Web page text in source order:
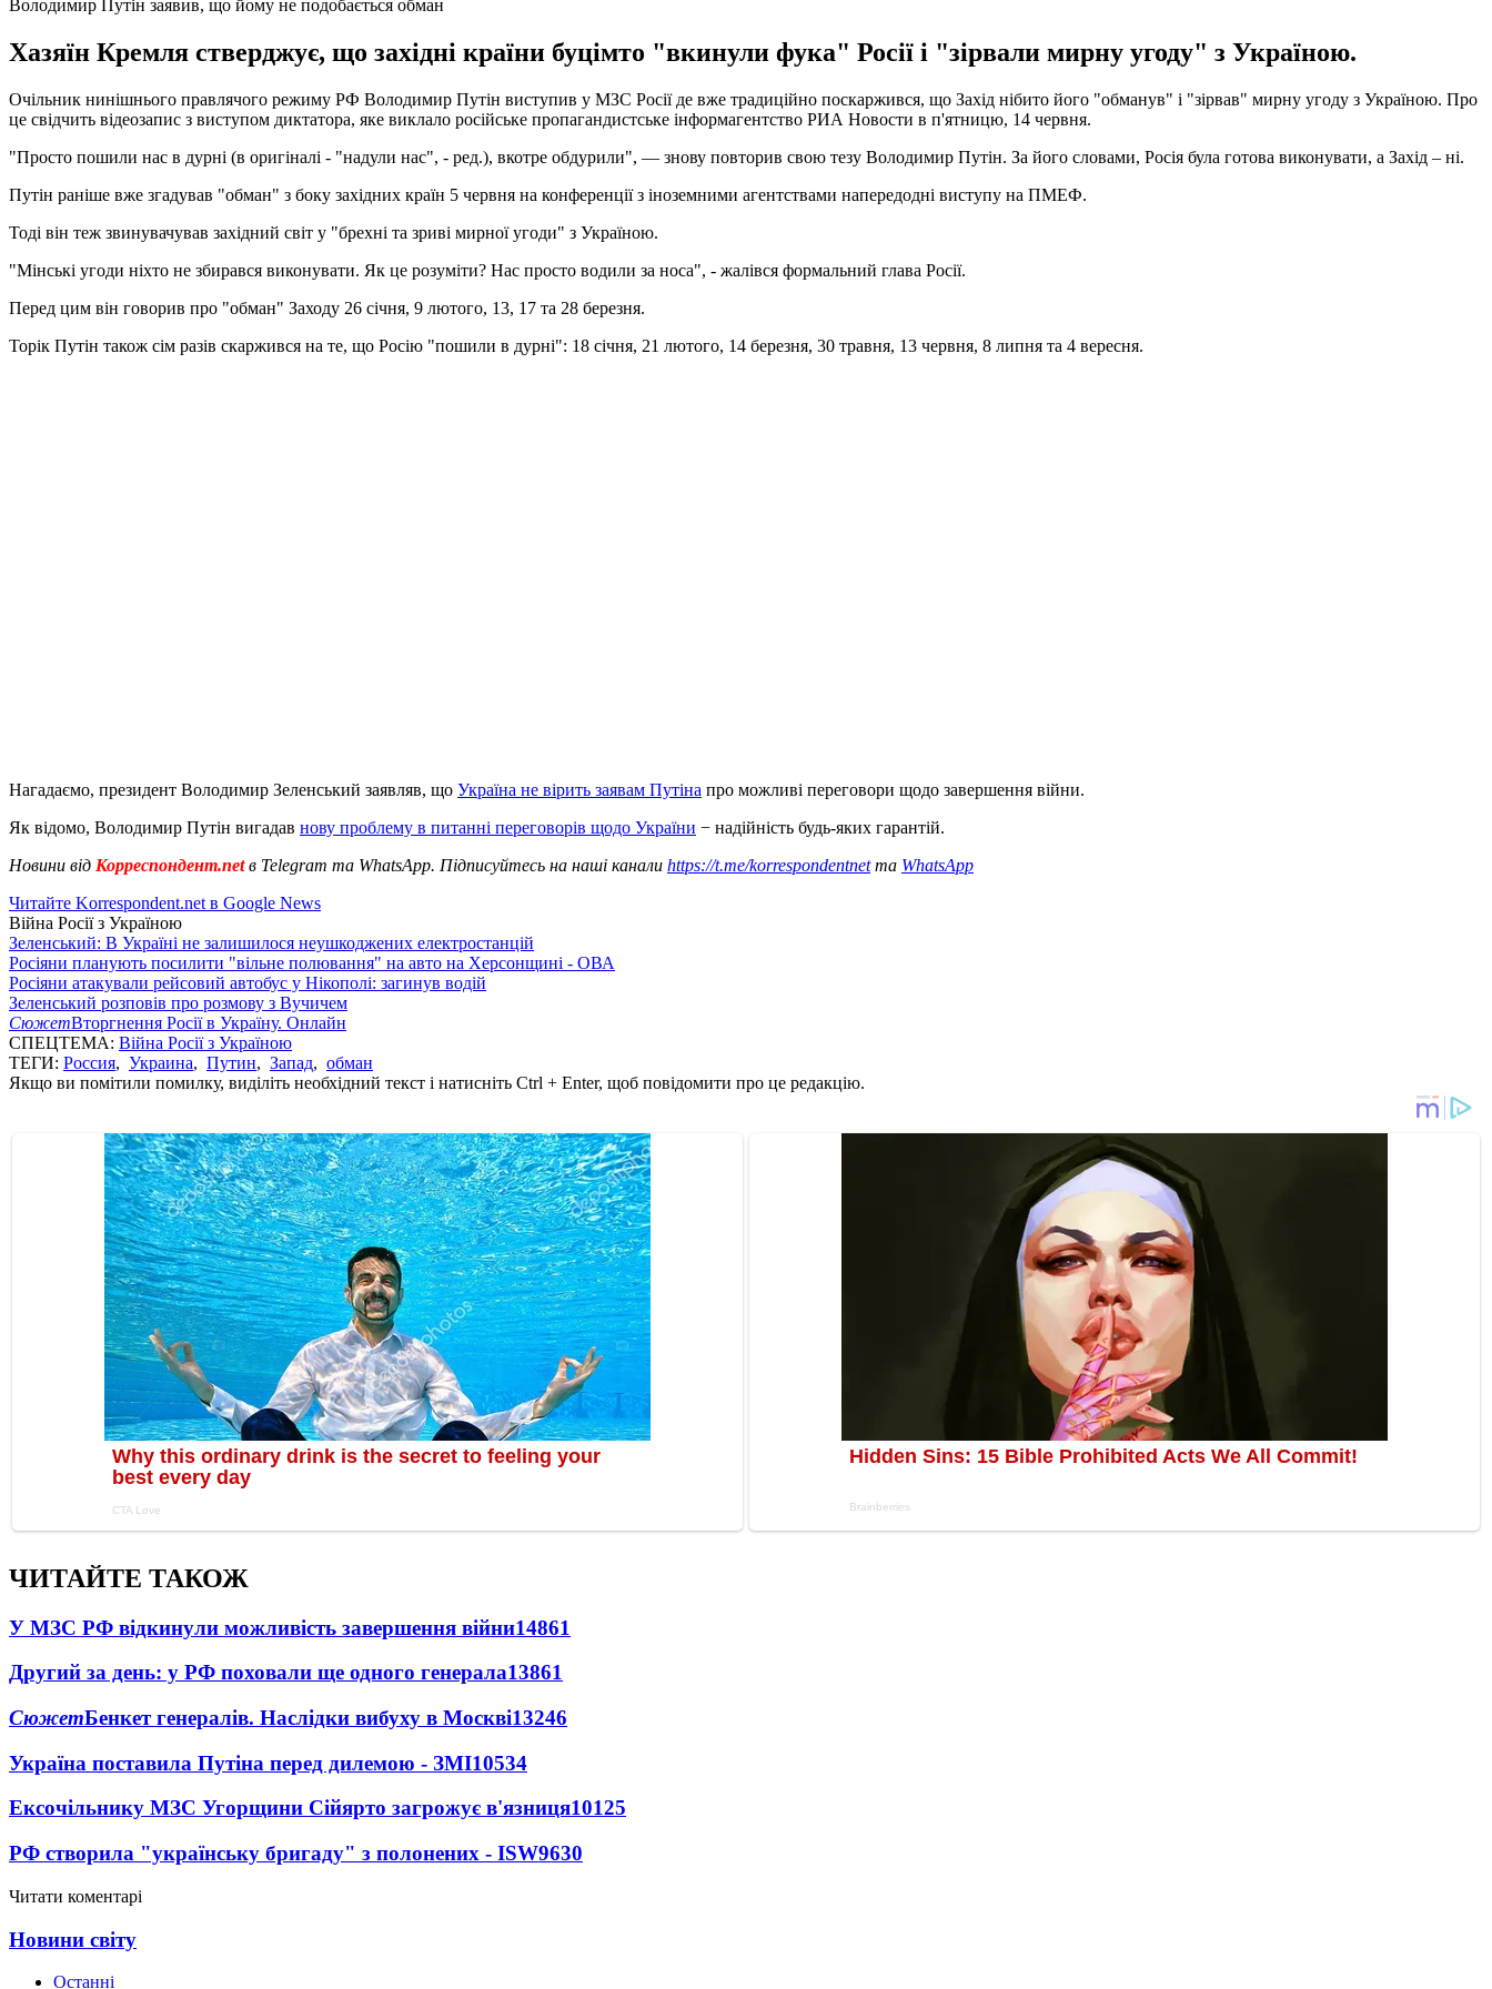
Володимир Путін заявив, що йому не подобається обман
Хазяїн Кремля стверджує, що західні країни буцімто "вкинули фука" Росії і "зірвали мирну угоду" з Україною.
Очільник нинішнього правлячого режиму РФ Володимир Путін виступив у МЗС Росії де вже традиційно поскаржився, що Захід нібито його "обманув" і "зірвав" мирну угоду з Україною. Про
це свідчить відеозапис з виступом диктатора, яке виклало російське пропагандистське інформагентство РИА Новости в п'ятницю, 14 червня.
"Просто пошили нас в дурні (в оригіналі - "надули нас", - ред.), вкотре обдурили", — знову повторив свою тезу Володимир Путін. За його словами, Росія була готова виконувати, а Захід – ні.
Путін раніше вже згадував "обман" з боку західних країн 5 червня на конференції з іноземними агентствами напередодні виступу на ПМЕФ.
Тоді він теж звинувачував західний світ у "брехні та зриві мирної угоди" з Україною.
"Мінські угоди ніхто не збирався виконувати. Як це розуміти? Нас просто водили за носа", - жалівся формальний глава Росії.
Перед цим він говорив про "обман" Заходу 26 січня, 9 лютого, 13, 17 та 28 березня.
Торік Путін також сім разів скаржився на те, що Росію "пошили в дурні": 18 січня, 21 лютого, 14 березня, 30 травня, 13 червня, 8 липня та 4 вересня.
Нагадаємо, президент Володимир Зеленський заявляв, що Україна не вірить заявам Путіна про можливі переговори щодо завершення війни.
Як відомо, Володимир Путін вигадав нову проблему в питанні переговорів щодо України − надійність будь-яких гарантій.
Новини від Корреспондент.netв Telegram та WhatsApp. Підписуйтесь на наші канали https://t.me/korrespondentnetта WhatsApp
Читайте Korrespondent.net в Google News
Війна Росії з Україною
Зеленський: В Україні не залишилося неушкоджених електростанцій
Росіяни планують посилити "вільне полювання" на авто на Херсонщині - ОВА
Росіяни атакували рейсовий автобус у Нікополі: загинув водій
Зеленський розповів про розмову з Вучичем
СюжетВторгнення Росії в Україну. Онлайн
СПЕЦТЕМА: Війна Росії з Україною
ТЕГИ: Россия, Украина, Путин, Запад, обман
Якщо ви помітили помилку, виділіть необхідний текст і натисніть Ctrl + Enter, щоб повідомити про це редакцію.
ЧИТАЙТЕ ТАКОЖ
У МЗС РФ відкинули можливість завершення війни14861
Другий за день: у РФ поховали ще одного генерала13861
СюжетБенкет генералів. Наслідки вибуху в Москві13246
Україна поставила Путіна перед дилемою - ЗМІ10534
Ексочільнику МЗС Угорщини Сійярто загрожує в'язниця10125
РФ створила "українську бригаду" з полонених - ISW9630
Читати коментарі
Новини світу
Останні